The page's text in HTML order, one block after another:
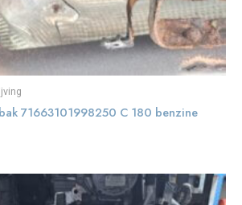
71663101998250 C 180 benzine